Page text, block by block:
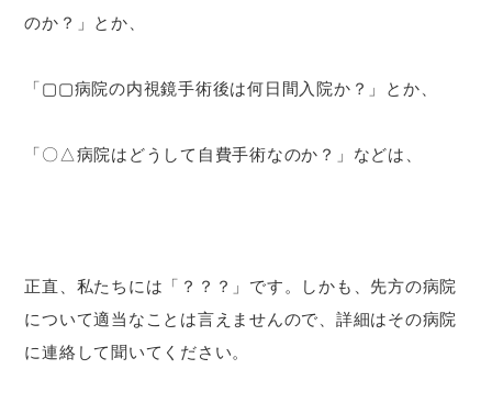
のか？」とか、
「▢▢病院の内視鏡手術後は何日間入院か？」とか、
「〇△病院はどうして自費手術なのか？」などは、
正直、私たちには「？？？」です。しかも、先方の病院
について適当なことは言えませんので、詳細はその病院
に連絡して聞いてください。